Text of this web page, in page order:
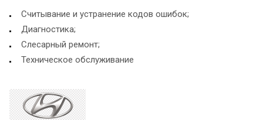
Считывание и устранение кодов ошибок;
Диагностика;
Слесарный ремонт;
Техническое обслуживание